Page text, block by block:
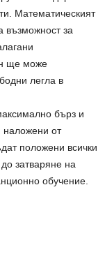
Математическият
възможност за
ще може
легла в
бърз и
наложени от
положени всички
затваряне на
обучение.